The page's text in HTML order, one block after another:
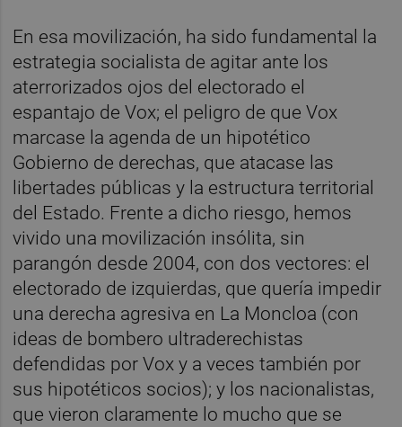
En esa movilización, ha sido fundamental la
estrategia socialista de agitar ante los
aterrorizados ojos del electorado el
espantajo de Vox; el peligro de que Vox
marcase la agenda de un hipotético
Gobierno de derechas, que atacase las
libertades públicas y la estructura territorial
del Estado. Frente a dicho riesgo, hemos
vivido una movilización insólita, sin
parangón desde 2004, con dos vectores: el
electorado de izquierdas, que quería impedir
una derecha agresiva en La Moncloa (con
ideas de bombero ultraderechistas
defendidas por Vox y a veces también por
sus hipotéticos socios); y los nacionalistas,
que vieron claramente lo mucho que se